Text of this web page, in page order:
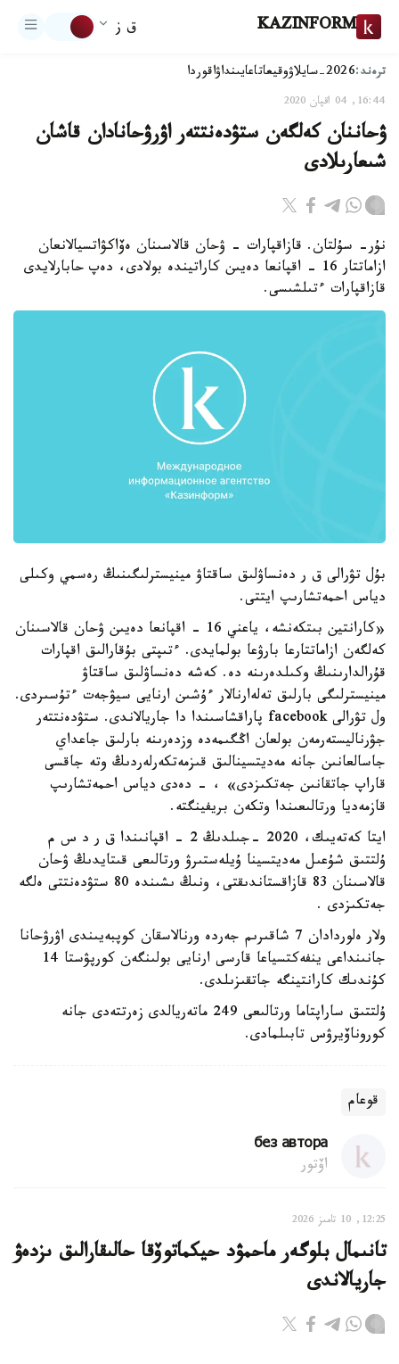
KAZINFORM ق ز
ترەند:2026-سايلاۋ وقيعاتاعايىنداۋاقوردا
16:44, 04 اقپان 2020
ۋحاننان كەلگەن ستۋدەنتتەر اۋرۋحانادان قاشان
شىعارىلادى
نۇر- سۇلتان. قازاقپارات - ۋحان قالاسىنان ەۆاكۋاتسيالانعان
ازاماتتار 16 - اقپانعا دەيىن كاراتيندە بولادى، دەپ حابارلايدى
قازاقپارات ءتىلشىسى.
بۇل تۋرالى ق ر دەنساۋلىق ساقتاۋ مينيسترلىگىنىڭ رەسمي وكىلى
دياس احمەتشارىپ ايتتى.
«كارانتين بىتكەنشە، ياعني 16 - اقپانعا دەيىن ۋحان قالاسىنان
كەلگەن ازاماتتارعا بارۋعا بولمايدى. ءتىپتى بۇقارالىق اقپارات
قۇرالدارىنىڭ وكىلدەرىنە دە. كەشە دەنساۋلىق ساقتاۋ
مينيسترلىگى بارلىق تەلەارنالار ءۇشىن ارنايى سيۋجەت ءتۇسىردى.
ول تۋرالى facebook پاراقشاسىندا دا جاريالاندى. ستۋدەنتتەر
جۋرناليستەرمەن بولعان اڭگىمەدە وزدەرىنە بارلىق جاعداي
جاسالعانىن جانە مەديتسينالىق قىزمەتكەرلەردىڭ وتە جاقسى
قاراپ جاتقانىن جەتكىزدى» ، - دەدى دياس احمەتشارىپ
قازمەديا ورتالىعىندا وتكەن بريفينگتە.
ايتا كەتەيىك، 2020 -جىلدىڭ 2 - اقپانىندا ق ر د س م
ۇلتتىق شۇعىل مەديتسينا ۇيلەستىرۋ ورتالىعى قىتايدىڭ ۋحان
قالاسىنان 83 قازاقستاندىقتى، ونىڭ ىشىندە 80 ستۋدەنتتى ەلگە
جەتكىزدى .
ولار ەلوردادان 7 شاقىرىم جەردە ورنالاسقان كوپبەيىندى اۋرۋحانا
جانىنداعى ينفەكتسياعا قارسى ارنايى بولىنگەن كورپۋستا 14
كۇندىك كارانتينگە جاتقىزىلدى.
ۇلتتىق ساراپتاما ورتالىعى 249 ماتەريالدى زەرتتەدى جانە
كوروناۆيرۋس تابىلمادى.
قوعام
без автора
اۆتور
12:25, 10 تامىز 2026
تانىمال بلوگەر ماحمۋد حيكماتوۆقا حالىقارالىق ىزدەۋ
جاريالاندى